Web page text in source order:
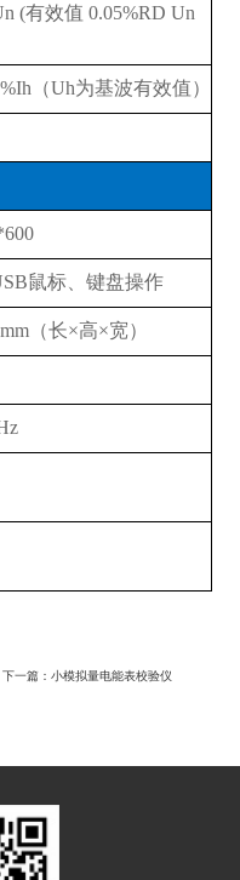
(有效值 0.05%RD Un
（Uh为基波有效值）
鼠标、键盘操作
（长×高×宽）
下一篇：小模拟量电能表校验仪